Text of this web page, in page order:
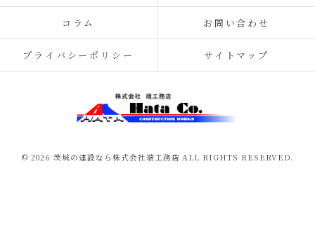
コラム お問い合わせ
プライバシーポリシー サイトマップ
© 2026 茨城の建設なら株式会社端工務店 ALL RIGHTS RESERVED.